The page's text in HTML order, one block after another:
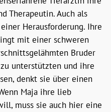
Therapeutin. Auch als
Herausforderung. Ihre
mit einer schweren
Bruder
unterstützten und ihre
denkt sie über einen
Maja ihre lieb
muss sie auch hier eine